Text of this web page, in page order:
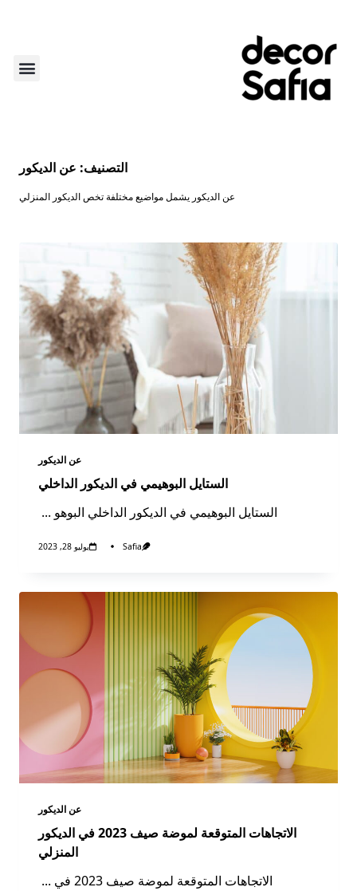
التصنيف: عن الديكور​
عن الديكور يشمل مواضيع مختلفة تخص الديكور المنزلي
عن الديكور​
الستايل البوهيمي في الديكور الداخلي
الستايل البوهيمي في الديكور الداخلي البوهو ...
Safia يوليو 28, 2023
عن الديكور​
الاتجاهات المتوقعة لموضة صيف 2023 في الديكور
المنزلي
الاتجاهات المتوقعة لموضة صيف 2023 في
...